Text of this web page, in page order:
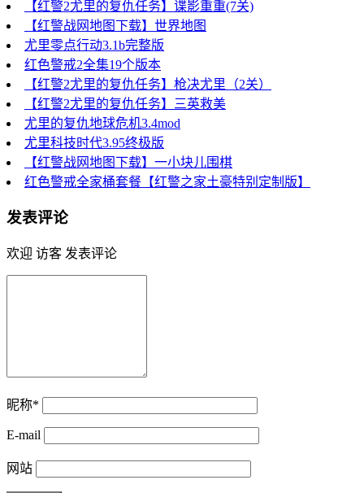
【红警2尤里的复仇任务】谍影重重(7关)
【红警战网地图下载】世界地图
尤里零点行动3.1b完整版
红色警戒2全集19个版本
【红警2尤里的复仇任务】枪决尤里（2关）
【红警2尤里的复仇任务】三英救美
尤里的复仇地球危机3.4mod
尤里科技时代3.95终极版
【红警战网地图下载】一小块儿围棋
红色警戒全家桶套餐【红警之家土豪特别定制版】
发表评论
欢迎 访客 发表评论
昵称*
E-mail
网站